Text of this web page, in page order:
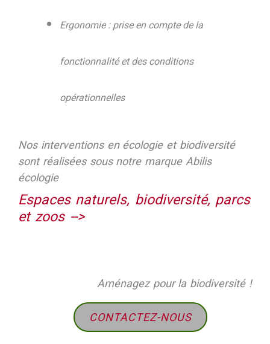
Ergonomie : prise en compte de la
fonctionnalité et des conditions
opérationnelles
Nos interventions en écologie et biodiversité
sont réalisées sous notre marque Abilis
écologie
Espaces naturels, biodiversité, parcs
et zoos -->
Aménagez pour la biodiversité !
CONTACTEZ-NOUS